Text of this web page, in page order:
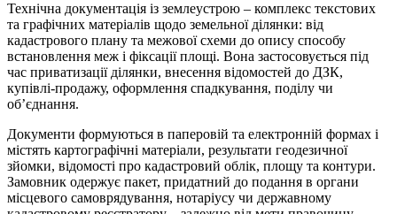
Технічна документація із землеустрою – комплекс текстових
та графічних матеріалів щодо земельної ділянки: від
кадастрового плану та межової схеми до опису способу
встановлення меж і фіксації площі. Вона застосовується під
час приватизації ділянки, внесення відомостей до ДЗК,
купівлі-продажу, оформлення спадкування, поділу чи
об’єднання.
Документи формуються в паперовій та електронній формах і
містять картографічні матеріали, результати геодезичної
зйомки, відомості про кадастровий облік, площу та контури.
Замовник одержує пакет, придатний до подання в органи
місцевого самоврядування, нотаріусу чи державному